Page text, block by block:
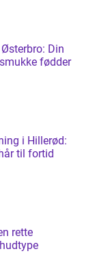
Din
fødder
i Hillerød:
til fortid
rette